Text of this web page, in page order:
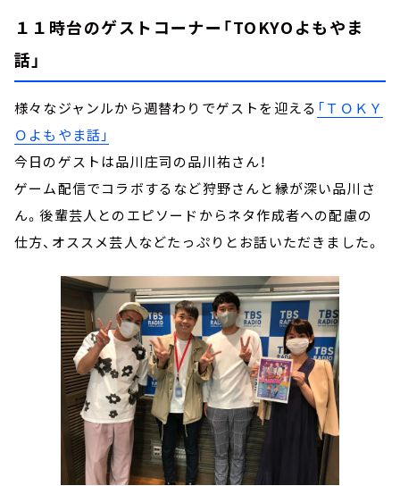
１１時台のゲストコーナー 「TOKYOよもやま
話」
様々なジャンルから週替わりでゲストを迎える 「ＴＯＫＹ
Ｏよもやま話」
今日のゲストは品川庄司の品川祐さん！
ゲーム配信でコラボするなど狩野さんと縁が深い品川さ
ん。後輩芸人とのエピソードからネタ作成者への配慮の
仕方、オススメ芸人などたっぷりとお話いただきました。